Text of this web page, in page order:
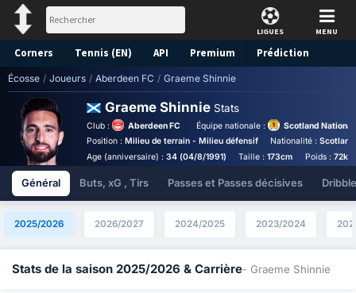
LIGUES MENU
Corners Tennis (EN) API Premium Prédiction
Écosse / Joueurs / Aberdeen FC / Graeme Shinnie
Graeme Shinnie Stats
Club : Aberdeen FC Équipe nationale :
Scotland National
Position : Milieu de terrain - Milieu défensif Nationalité :Scotland
Age (anniversaire) : 34 (04/8/1991) Taille :173cm Poids : 72kg
Général Buts, xG , Tirs Passes et Passes décisives
2025/2026 2026/2027 2024/2025 2023/2024
Stats de la saison 2025/2026 & Carrière- Graeme Shinnie